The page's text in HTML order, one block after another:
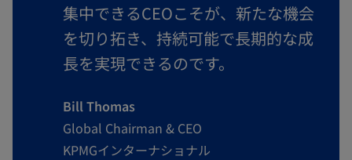
集中できるCEOこそが、新たな機会
を切り拓き、持続可能で長期的な成
長を実現できるのです。
Bill Thomas
Global Chairman & CEO
KPMGインターナショナル